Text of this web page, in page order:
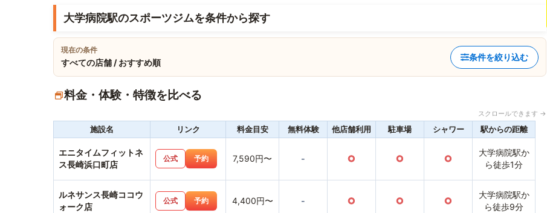
大学病院駅のスポーツジムを条件から探す
現在の条件
すべての店舗 / おすすめ順
条件を絞り込む
料金・体験・特徴を比べる
スクロールできます →
施設名 リンク 料金目安 無料体験 他店舗利用 駐車場 シャワー 駅からの距離
エニタイムフィットネ
ス長崎浜口町店
公式 予約 7,590円〜 - ○ ○ ○
大学病院駅か
ら徒歩1分
ルネサンス長崎ココウ
ォーク店
公式 予約 4,400円〜 - ○ ○ ○
大学病院駅か
ら徒歩9分